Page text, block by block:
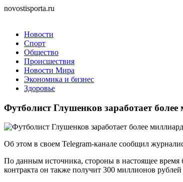
novostisporta.ru
Новости
Спорт
Общество
Происшествия
Новости Мира
Экономика и бизнес
Здоровье
Футболист Глушенков заработает
Об этом в своем Telegram-канале сообщил
По данным источника, стороны в настоящее время
контракта он также получит 300 миллионов